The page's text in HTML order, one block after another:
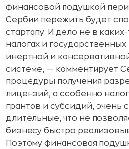
финансовой подушкой
Сербии пережить будет
стартапу. И дело не в
налогах и
инертной и
системе, — комментирует
процедуры получения
лицензий, а особенно
грантов и субсидий, очень
длительные, что не
бизнесу быстро
Поэтому финансовая